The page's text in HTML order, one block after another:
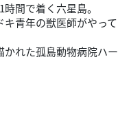
間で着く六星島。
青年の獣医師がやって
れた孤島動物病院ハー